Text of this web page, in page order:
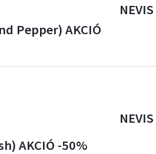
Pepper) AKCIÓ
NEVIS
AKCIÓ -50%
NEVIS